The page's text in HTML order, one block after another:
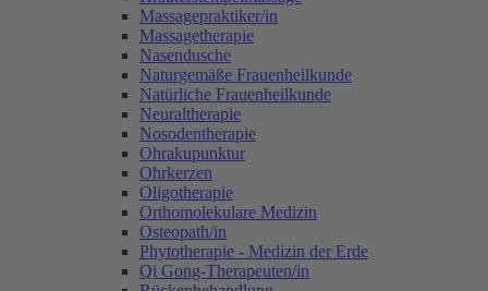
Massagepraktiker/in
Massagetherapie
Nasendusche
Naturgemäße Frauenheilkunde
Natürliche Frauenheilkunde
Neuraltherapie
Nosodentherapie
Ohrakupunktur
Ohrkerzen
Oligotherapie
Orthomolekulare Medizin
Osteopath/in
Phytotherapie - Medizin der Erde
Qi Gong-Therapeuten/in